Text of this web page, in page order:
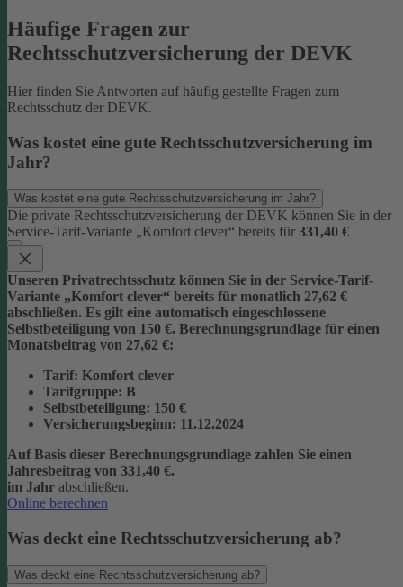
Häufige Fragen zur
Rechtsschutzversicherung der DEVK
Hier finden Sie Antworten auf häufig gestellte Fragen zum
Rechtsschutz der DEVK.
Was kostet eine gute Rechtsschutzversicherung im
Jahr?
Was kostet eine gute Rechtsschutzversicherung im Jahr?
Die private Rechtsschutzversicherung der DEVK können Sie in der
Service-Tarif-Variante „Komfort clever“ bereits für 331,40 €
Unseren Privatrechtsschutz können Sie in der Service-Tarif-
Variante „Komfort clever“ bereits für monatlich 27,62 €
abschließen. Es gilt eine automatisch eingeschlossene
Selbstbeteiligung von 150 €. Berechnungsgrundlage für einen
Monatsbeitrag von 27,62 €:
Tarif: Komfort clever
Tarifgruppe: B
Selbstbeteiligung: 150 €
Versicherungsbeginn: 11.12.2024
Auf Basis dieser Berechnungsgrundlage zahlen Sie einen
Jahresbeitrag von 331,40 €.
im Jahr abschließen.
Online berechnen
Was deckt eine Rechtsschutzversicherung ab?
Was deckt eine Rechtsschutzversicherung ab?